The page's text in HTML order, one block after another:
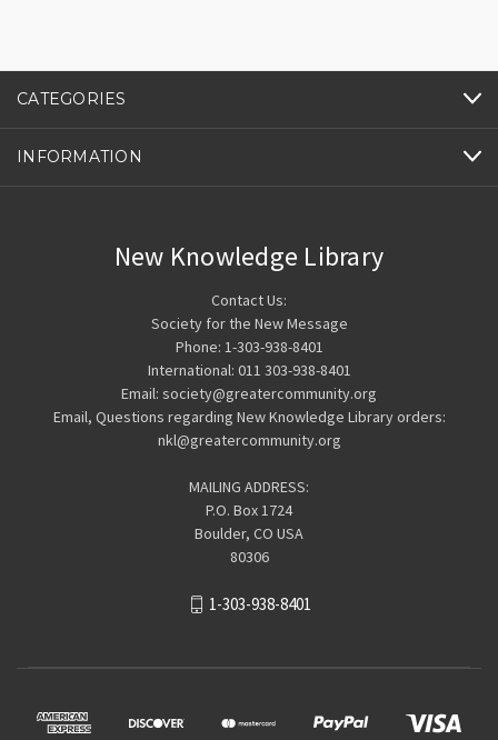
CATEGORIES
INFORMATION
New Knowledge Library
Contact Us:
Society for the New Message
Phone: 1-303-938-8401
International: 011 303-938-8401
Email: society@greatercommunity.org
Email, Questions regarding New Knowledge Library orders:
nkl@greatercommunity.org
MAILING ADDRESS:
P.O. Box 1724
Boulder, CO USA
80306
1-303-938-8401